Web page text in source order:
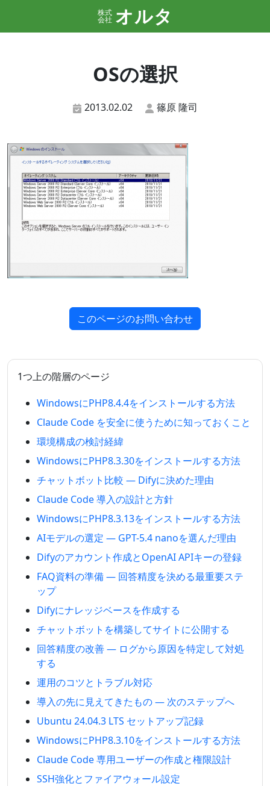
株式
会社 オルタ
OSの選択
2013.02.02 篠原 隆司
このページのお問い合わせ
1つ上の階層のページ
WindowsにPHP8.4.4をインストールする方法
Claude Code を安全に使うために知っておくこと
環境構成の検討経緯
WindowsにPHP8.3.30をインストールする方法
チャットボット比較 — Difyに決めた理由
Claude Code 導入の設計と方針
WindowsにPHP8.3.13をインストールする方法
AIモデルの選定 — GPT-5.4 nanoを選んだ理由
Difyのアカウント作成とOpenAI APIキーの登録
FAQ資料の準備 — 回答精度を決める最重要ステ
ップ
Difyにナレッジベースを作成する
チャットボットを構築してサイトに公開する
回答精度の改善 — ログから原因を特定して対処
する
運用のコツとトラブル対応
導入の先に見えてきたもの — 次のステップへ
Ubuntu 24.04.3 LTS セットアップ記録
WindowsにPHP8.3.10をインストールする方法
Claude Code 専用ユーザーの作成と権限設計
SSH強化とファイアウォール設定